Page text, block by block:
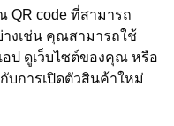
code ที่สามารถ
งเช่น คุณสามารถใช้
ป ดูเว็บไซต์ของคุณ หรือ
บการเปิดตัวสินค้าใหม่